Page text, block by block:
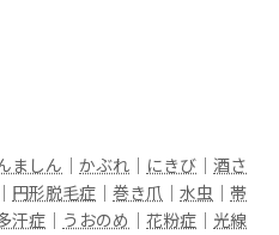
ましん かぶれ にきび
酒さ
円形脱毛症 巻き爪 水虫
帯
汗症 うおのめ 花粉症
光線